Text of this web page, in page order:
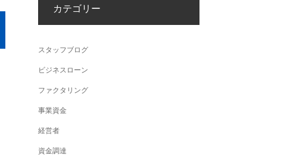
カテゴリー
スタッフブログ
ビジネスローン
ファクタリング
事業資金
経営者
資金調達